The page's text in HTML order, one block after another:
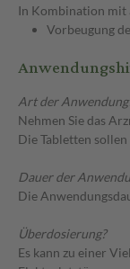
In Kombination
Vorbeugung
Art der
Nehmen Sie das
Die Tabletten
Dauer der
Die
Überdosierung?
Es kann zu einer